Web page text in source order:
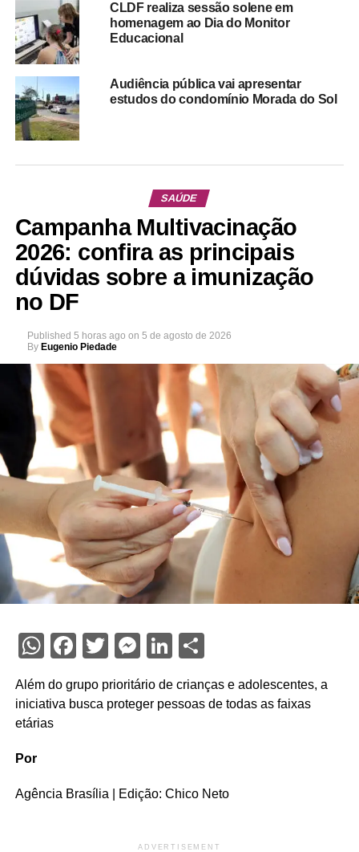
CLDF realiza sessão solene em
homenagem ao Dia do Monitor
Educacional
Audiência pública vai apresentar
estudos do condomínio Morada do Sol
SAÚDE
Campanha Multivacinação
2026: confira as principais
dúvidas sobre a imunização
no DF
Published 5 horas ago on 5 de agosto de 2026
By Eugenio Piedade
WhatsApp
Facebook
Twitter
Messenger
LinkedIn
Share
Além do grupo prioritário de crianças e adolescentes, a
iniciativa busca proteger pessoas de todas as faixas
etárias
Por
Agência Brasília | Edição: Chico Neto
ADVERTISEMENT